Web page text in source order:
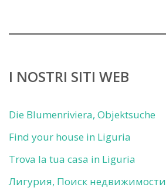
I NOSTRI SITI WEB
Die Blumenriviera, Objektsuche
Find your house in Liguria
Trova la tua casa in Liguria
Лигурия, Поиск недвижимости